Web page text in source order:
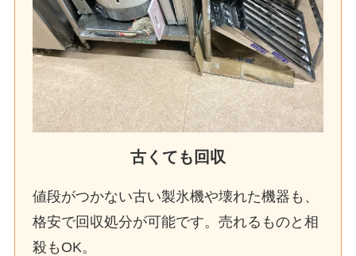
古くても回収
値段がつかない古い製氷機や壊れた機器も、
格安で回収処分が可能です。売れるものと相
殺もOK。